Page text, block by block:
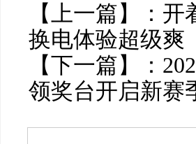
【上一篇】： 开
换电体验超级爽
【下一篇】：
领奖台开启新赛